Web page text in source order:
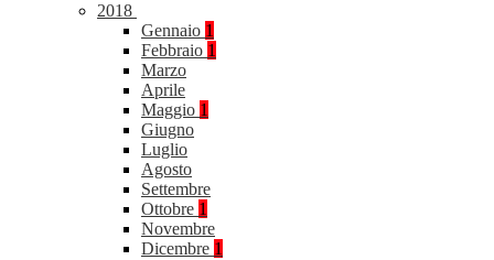
2018
Gennaio 1
Febbraio 1
Marzo
Aprile
Maggio 1
Giugno
Luglio
Agosto
Settembre
Ottobre 1
Novembre
Dicembre 1